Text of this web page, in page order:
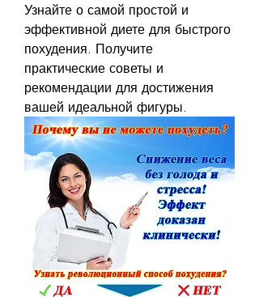
Узнайте о самой простой и
эффективной диете для быстрого
похудения. Получите
практические советы и
рекомендации для достижения
вашей идеальной фигуры.